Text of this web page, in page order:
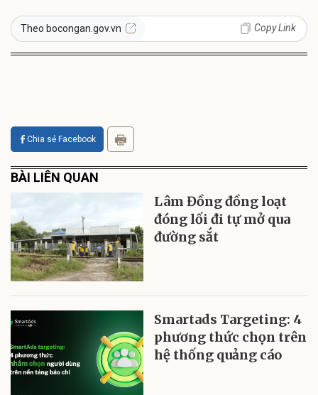
Theo bocongan.gov.vn Copy Link
Chia sẻ Facebook
BÀI LIÊN QUAN
Lâm Đồng đồng loạt
đóng lối đi tự mở qua
đường sắt
Smartads Targeting: 4
phương thức chọn trên
hệ thống quảng cáo